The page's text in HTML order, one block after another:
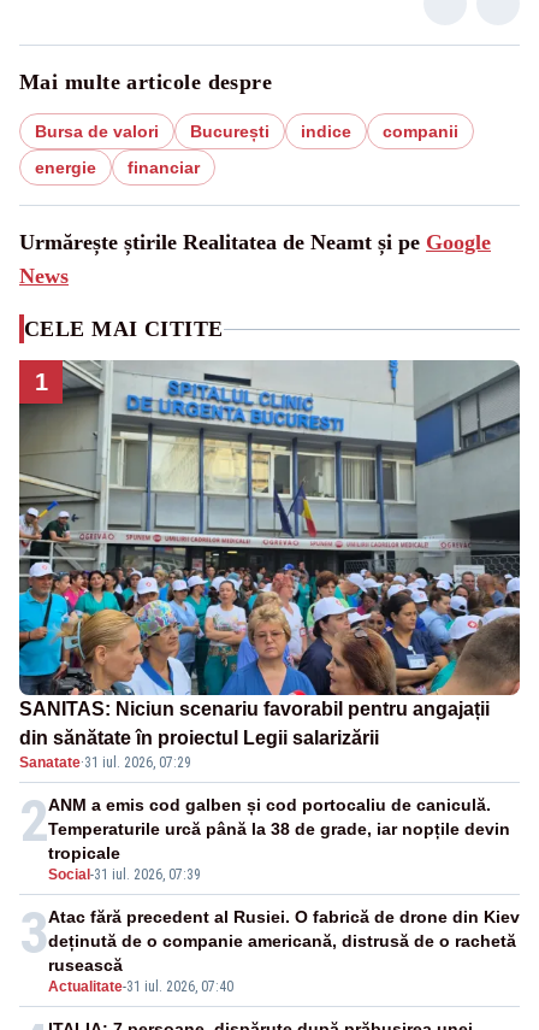
Mai multe articole despre
Bursa de valori București indice
companii
energie
financiar
Urmărește știrile Realitatea de Neamt și pe Google
News
CELE MAI CITITE
1
SANITAS: Niciun scenariu favorabil pentru angajații
din sănătate în proiectul Legii salarizării
Sanatate·31 iul. 2026, 07:29
2
Social-31 iul. 2026, 07:39
ANM a emis cod galben și cod portocaliu de caniculă.
Temperaturile urcă până la 38 de grade, iar nopțile devin
tropicale
3
Actualitate-31 iul. 2026, 07:40
Atac fără precedent al Rusiei. O fabrică de drone din Kiev
deținută de o companie americană, distrusă de o rachetă
rusească